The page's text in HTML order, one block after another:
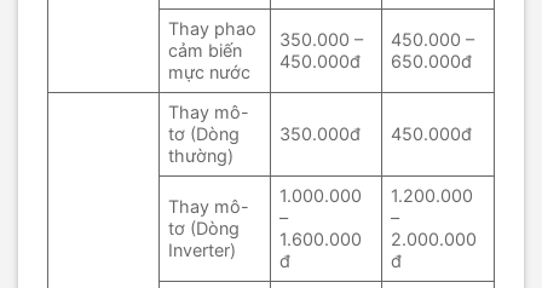
Thay phao
cảm biến
mực nước
350.000 –
450.000đ
450.000 –
650.000đ
Thay mô-
tơ (Dòng
thường)
350.000đ 450.000đ
Thay mô-
tơ (Dòng
Inverter)
1.000.000
–
1.600.000
đ
1.200.000
–
2.000.000
đ